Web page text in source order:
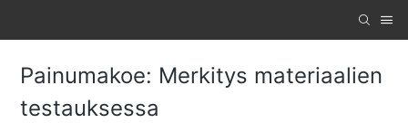
Painumakoe: Merkitys materiaalien
testauksessa